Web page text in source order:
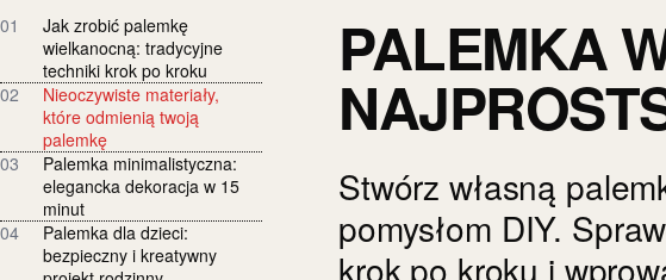
01
Jak zrobić palemkę
wielkanocną: tradycyjne
techniki krok po kroku
02
Nieoczywiste materiały,
które odmienią twoją
palemkę
03
Palemka minimalistyczna:
elegancka dekoracja w 15
minut
04
Palemka dla dzieci:
bezpieczny i kreatywny
PALEMKA
Stwórz własną
pomysłom DIY.
krok po kroku i